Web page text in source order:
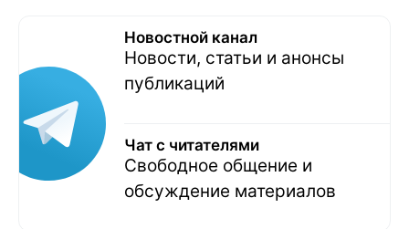
Новостной канал
Новости, статьи и анонсы
публикаций
Чат с читателями
Свободное общение и
обсуждение материалов